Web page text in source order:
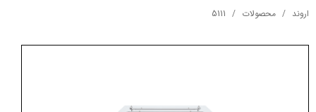
اروند محصولات 5111